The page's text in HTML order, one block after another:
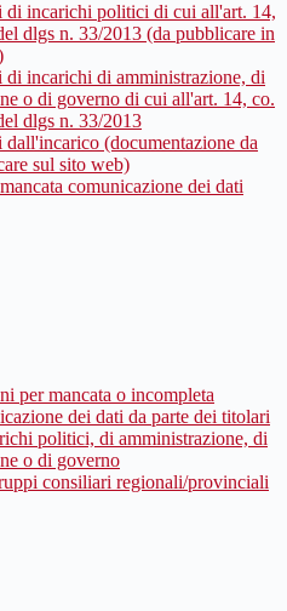
di incarichi politici di cui all'art. 14,
dlgs n. 33/2013 (da pubblicare in
di incarichi di amministrazione, di
o di governo di cui all'art. 14, co.
dlgs n. 33/2013
dall'incarico (documentazione da
sul sito web)
comunicazione dei dati
per mancata o incompleta
dei dati da parte dei titolari
politici, di amministrazione, di
o di governo
consiliari regionali/provinciali